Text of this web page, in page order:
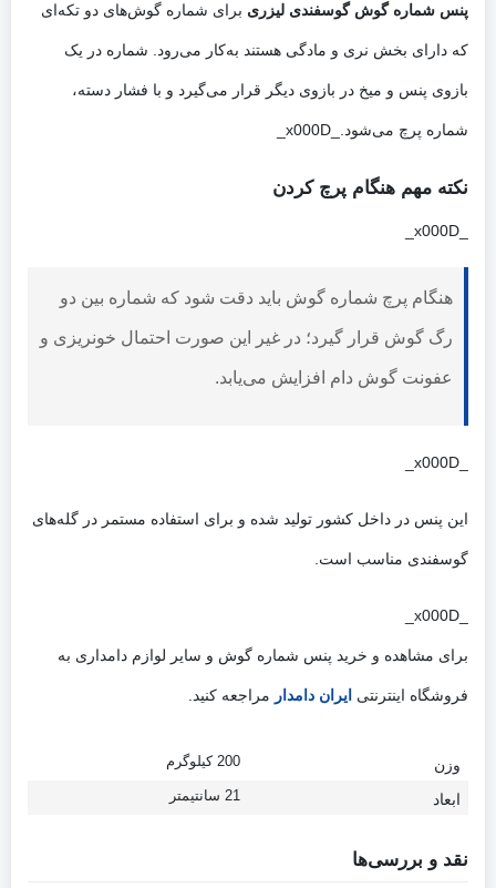
پنس شماره گوش گوسفندی لیزری برای شماره گوش‌های دو تکه‌ای
که دارای بخش نری و مادگی هستند به‌کار می‌رود. شماره در یک
بازوی پنس و میخ در بازوی دیگر قرار می‌گیرد و با فشار دسته،
شماره پرچ می‌شود._x000D_
نکته مهم هنگام پرچ کردن
هنگام پرچ شماره گوش باید دقت شود که شماره بین دو
رگ گوش قرار گیرد؛ در غیر این صورت احتمال خونریزی و
عفونت گوش دام افزایش می‌یابد.
این پنس در داخل کشور تولید شده و برای استفاده مستمر در گله‌های
گوسفندی مناسب است.
برای مشاهده و خرید پنس شماره گوش و سایر لوازم دامداری به
فروشگاه اینترنتی ایران دامدار مراجعه کنید.
وزن 200 کیلوگرم
ابعاد 21 سانتیمتر
نقد و بررسی‌ها